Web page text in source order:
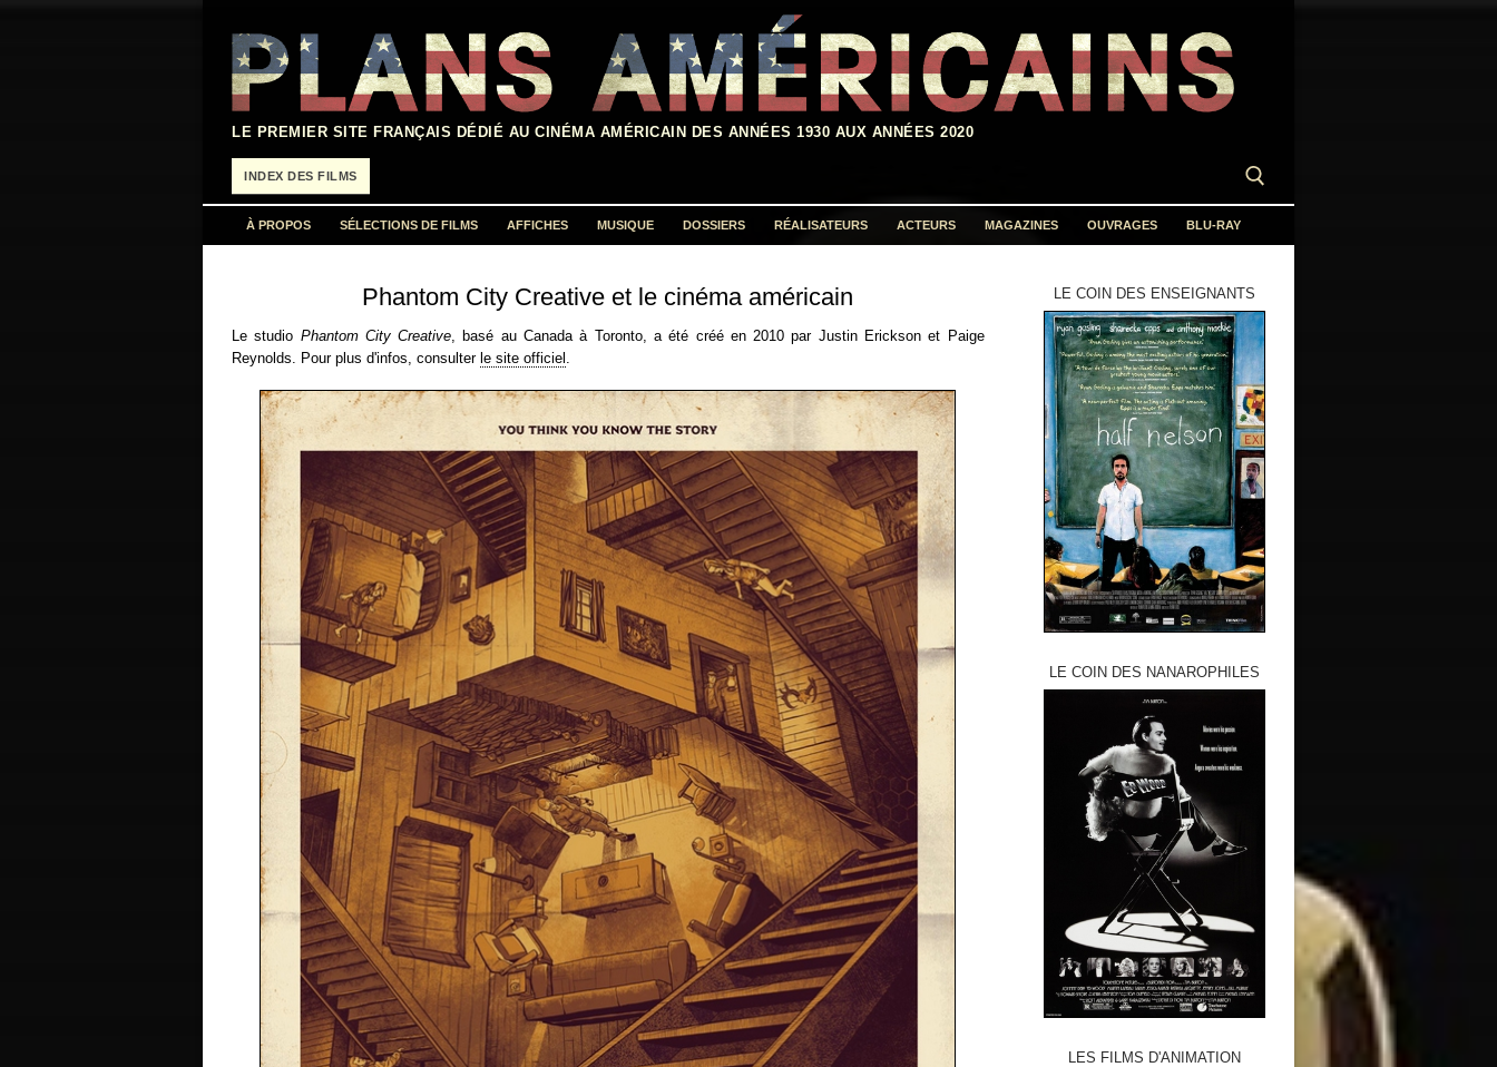
contenu
LE PREMIER SITE FRANÇAIS DÉDIÉ AU CINÉMA AMÉRICAIN DES ANNÉES 1930 AUX ANNÉES 2020
INDEX DES FILMS
À PROPOS SÉLECTIONS DE FILMS AFFICHES MUSIQUE DOSSIERS RÉALISATEURS ACTEURS MAGAZINES OUVRAGES BLU-RAY
Phantom City Creative et le cinéma américain
Le studio Phantom City Creative, basé au Canada à Toronto, a été créé en 2010 par Justin Erickson et Paige
Reynolds. Pour plus d'infos, consulter le site officiel .
LE COIN DES ENSEIGNANTS
LE COIN DES NANAROPHILES
LES FILMS D'ANIMATION